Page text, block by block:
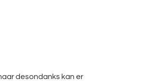
desondanks kan er